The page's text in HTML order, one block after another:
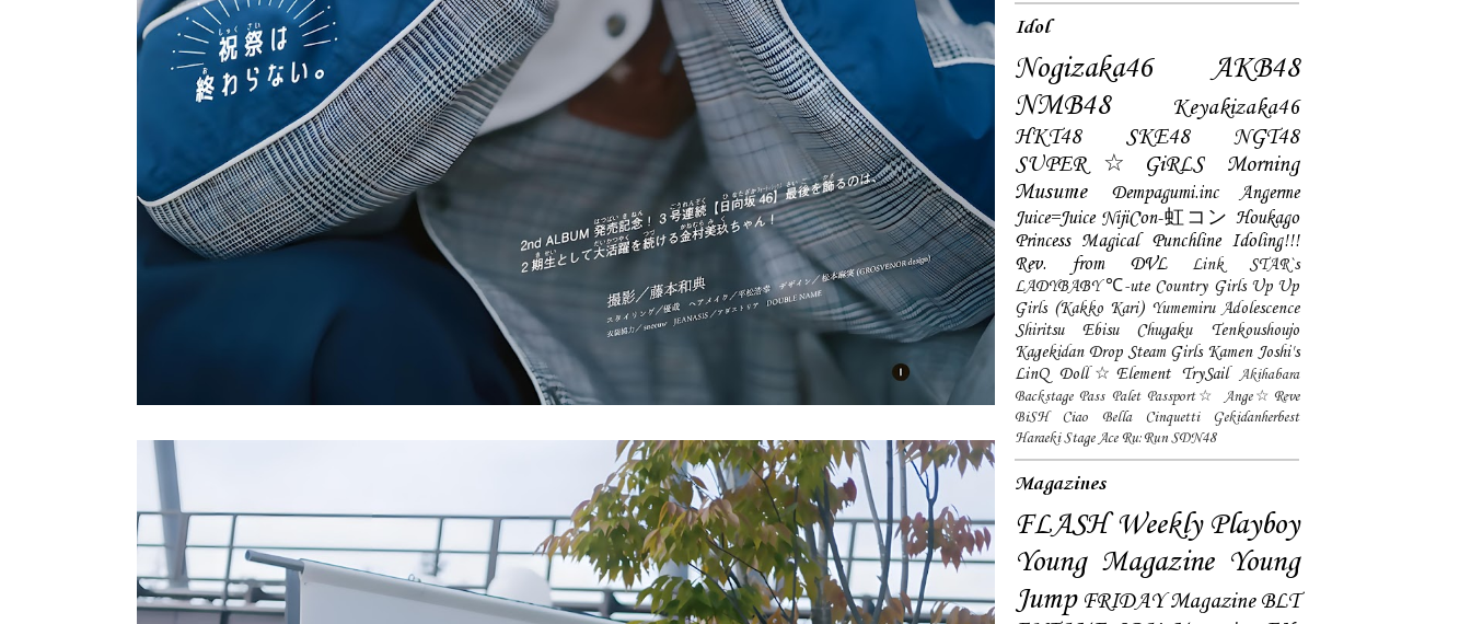
Idol
Nogizaka46
AKB48
NMB48
Keyakizaka46
HKT48
SKE48
NGT48
SUPER☆GiRLS
Morning
Musume
Dempagumi.inc
Angerme
Juice=Juice NijiCon-虹コン Houkago
Princess Magical Punchline Idoling!!!
Rev. from DVL
Link STAR`s
LADYBABY ℃-ute Country Girls Up Up
Girls (Kakko Kari) Yumemiru Adolescence
Shiritsu Ebisu Chugaku
Tenkoushoujo
Kagekidan Drop Steam Girls Kamen Joshi's
LinQ Doll☆Element TrySail
Akihabara
Backstage Pass Palet Passport☆
Ange☆Reve
BiSH
Ciao Bella Cinquetti
Gekidanherbest
Haraeki Stage Ace Ru:Run SDN48
Magazines
FLASH Weekly Playboy
Young Magazine Young
Jump FRIDAY Magazine BLT